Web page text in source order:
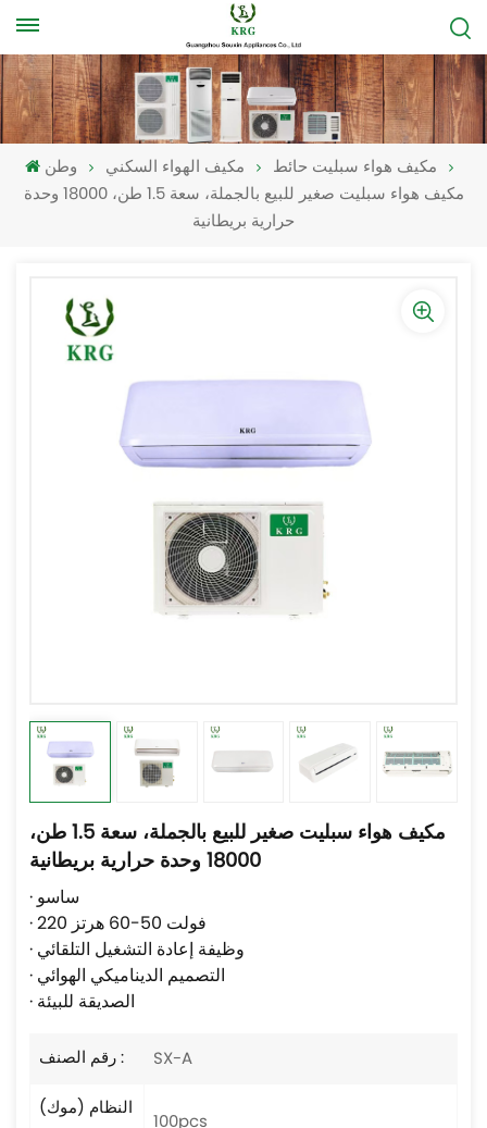
وطن مكيف الهواء السكني
مكيف هواء سبليت حائط
مكيف هواء سبليت صغير للبيع بالجملة، سعة 1.5 طن، 18000 وحدة
حرارية بريطانية
مكيف هواء سبليت صغير للبيع بالجملة، سعة 1.5 طن،
18000 وحدة حرارية بريطانية
· ساسو
· 220 فولت 50-60 هرتز
· وظيفة إعادة التشغيل التلقائي
· التصميم الديناميكي الهوائي
· الصديقة للبيئة
رقم الصنف :
SX-A
النظام (موك)